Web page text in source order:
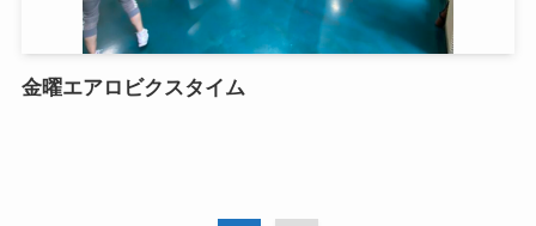
金曜エアロビクスタイム